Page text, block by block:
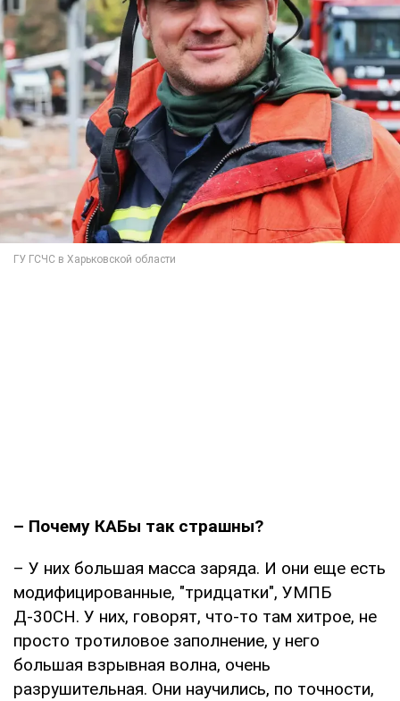
– Почему КАБы так страшны?
– У них большая масса заряда. И они еще есть
модифицированные, "тридцатки", УМПБ
Д-30СН. У них, говорят, что-то там хитрое, не
просто тротиловое заполнение, у него
большая взрывная волна, очень
разрушительная. Они научились, по точности,